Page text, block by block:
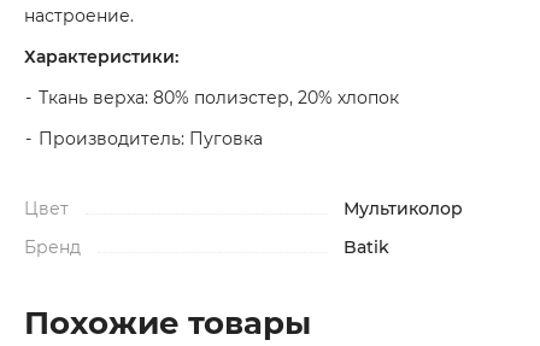
настроение.
Характеристики:
Ткань верха: 80% полиэстер, 20% хлопок
Производитель: Пуговка
Цвет
Мультиколор
Бренд
Batik
Похожие товары